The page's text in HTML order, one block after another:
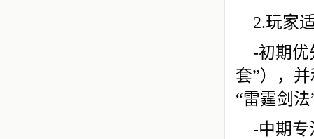
2.玩家
-初期优
套”），
“雷霆剑
-中期专